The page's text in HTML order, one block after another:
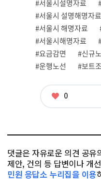
#서울시설명자료
#서울시 설명해명자료
#서울시 해명자료
#서울시해명자료
#요금감면
#신규
#운행노선
#보트
좋
0
댓글은 자유로운 의견 공
제안, 건의 등 답변이나 개
민원 응답소 누리집을 이용